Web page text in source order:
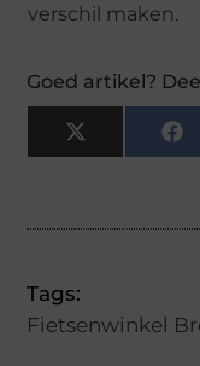
verschil maken.
Goed artikel?
X
(Twitter)
Tags:
Fietsenwinkel